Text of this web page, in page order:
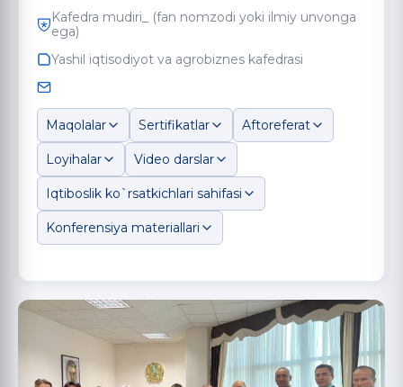
Kafedra mudiri_ (fan nomzodi yoki ilmiy unvonga
ega)
Yashil iqtisodiyot va agrobiznes kafedrasi
Maqolalar Sertifikatlar Aftoreferat
Loyihalar Video darslar
Iqtiboslik ko`rsatkichlari sahifasi
Konferensiya materiallari